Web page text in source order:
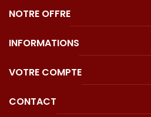
NOTRE OFFRE
INFORMATIONS
VOTRE COMPTE
CONTACT